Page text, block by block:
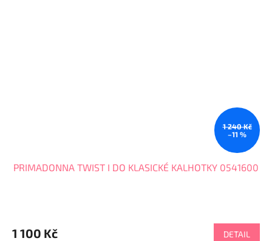
1 240 Kč
–11 %
PRIMADONNA TWIST I DO KLASICKÉ KALHOTKY 0541600
1 100 Kč DETAIL